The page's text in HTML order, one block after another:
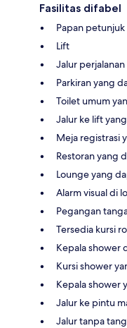
Fasilitas difabel
Papan
Lift
Jalur
Parkiran yang
Toilet umum
Jalur ke lift
Meja registrasi
Restoran yang
Lounge yang
Alarm visual di
Pegangan
Tersedia kursi
Kepala shower
Kursi shower
Kepala shower
Jalur ke pintu
Jalur tanpa